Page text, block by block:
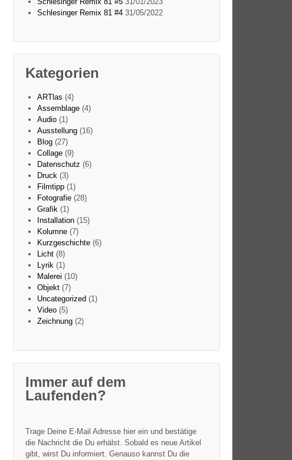
Schlesinger Remix 81 #4 31/05/2022
Kategorien
ARTlas (4)
Assemblage(4)
Audio(1)
Ausstellung(16)
Blog(27)
Collage(9)
Datenschutz (6)
Druck(3)
Filmtipp(1)
Fotografie(28)
Grafik(1)
Installation(15)
Kolumne(7)
Kurzgeschichte(6)
Licht(8)
Lyrik(1)
Malerei (10)
Objekt(7)
Uncategorized (1)
Video(5)
Zeichnung(2)
Immer auf dem
Laufenden?
Trage Deine E-Mail Adresse hier ein und bestätige
die Nachricht die Du erhälst. Sobald es neue Artikel
gibt, wirst Du informiert. Genauso kannst Du die